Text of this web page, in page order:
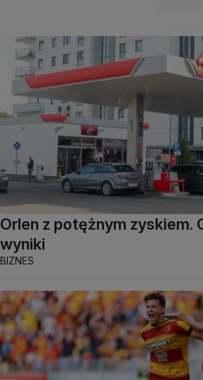
Orlen z potężnym zyskiem.
wyniki
BIZNES